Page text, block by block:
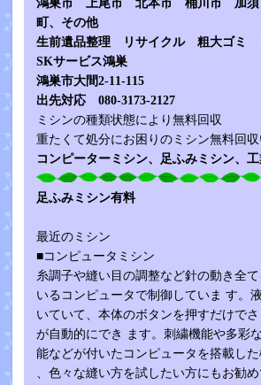
鴻巣市 上尾市 北本市 桶川市 加
町、その他
生前遺品整理 リサイクル 粗大ゴミ
SKサービス鴻巣
鴻巣市大間2-11-115
出先対応 080-3173-2127
ミシンの種類状態により無料回収
重たくて処分にお困りのミシン無料回収
コンピーターミシン、足ふみミシン、
足ふみミシン有料
最近のミシン
■コンピュータミシン
糸調子や縫い目の調整など針の動き全
いるコンピュータで制御していま す。
いていて、本体のボタンを押すだけで
が自動的にでき ます。刺繍機能や多彩
能などが付いたコンピュータを搭載した
、色々な縫い方を試したい方にもお勧め